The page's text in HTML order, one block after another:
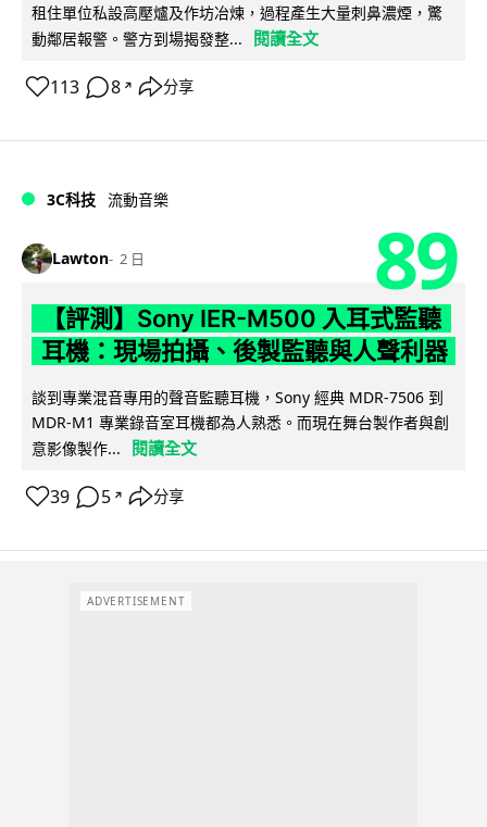
租住單位私設高壓爐及作坊冶煉，過程產生大量刺鼻濃煙，驚
動鄰居報警。警方到場揭發整...
閱讀全文
113 8 ↗ 分享
3C科技 流動音樂
Lawton 2 日 89
【評測】Sony IER-M500 入耳式監聽
耳機：現場拍攝、後製監聽與人聲利器
談到專業混音專用的聲音監聽耳機，Sony 經典 MDR-7506 到
MDR-M1 專業錄音室耳機都為人熟悉。而現在舞台製作者與創
意影像製作...
閱讀全文
39 5 ↗ 分享
ADVERTISEMENT